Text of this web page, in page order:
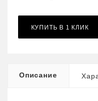
КУПИТЬ В 1 КЛИК
Описание